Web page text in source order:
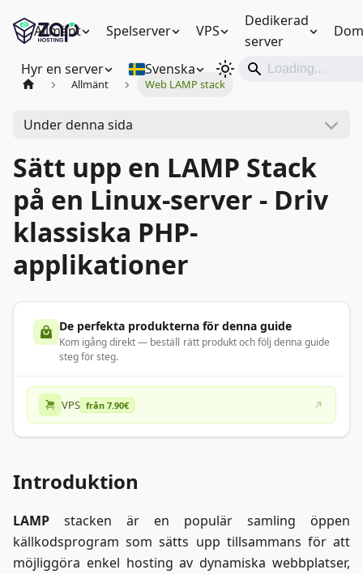
Allmänt Spelserver VPS
Dedikerad
server
Hyr en server Svenska
Allmänt Web LAMP stack
Under denna sida
Sätt upp en LAMP Stack
på en Linux-server - Driv
klassiska PHP-
applikationer
De perfekta produkterna för denna guide
Kom igång direkt — beställ rätt produkt och följ denna guide
steg för steg.
VPS från 7.90€
Introduktion
LAMP stacken är en populär samling öppen
källkodsprogram som sätts upp tillsammans för att
möjliggöra enkel hosting av dynamiska webbplatser,